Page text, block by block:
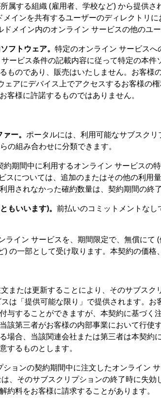
属する組織 (雇用者、学校など) から提供
インを共有するユーザーのディレクトリ
メイン内のオンライン サービスの他のユ
フトウェア。特定のオンライン サービス
ービス条件の記載内容に従って特定の本
ものであり、販売はいたしません。お客
ェアにデバイス上でアクセスするお客様
様に許諾するものではありません。
ァー。ポータルには、利用可能なサブスク
の組み合わせに分類できます。
約期間中に利用するオンライン サービスの
については、追加のまたはその他の利用
用されなかった確約数量は、契約期間の終
もいいます)。前払いのコミットメントな
ライン サービスを、期間限定で、無償に
の一部として受け取ります。本契約の価
または更新することにより、そのサブス
は「提供可能な限り」で提供されます。
与することができますが、本契約に基づ
該第三者がお客様の内部事業において行
場合、当該関連会社または第三者は本契
するものとします。
ョンの契約期間中に注文したオンライン
、そのサブスクリプションの終了時に失
料をお客様に請求することがあります。